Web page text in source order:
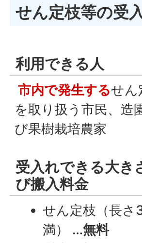
せん定枝等の受
利用できる人
市内で発生するせん
を取り扱う市民、造
び果樹栽培農家
受入れできる大き
び搬入料金
せん定枝（長さ
満） …無料